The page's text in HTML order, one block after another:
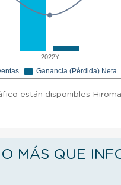
2022Y
Ganancia (Pérdida) Neta
están disponibles Hiroma
MÁS QUE